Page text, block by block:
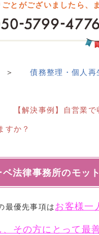
ごとがございましたら、
債務整理・個人再
【解決事例】自営業
すか？
ベ法律事務所のモッ
最優先事項はお客様一
、その方にとって最